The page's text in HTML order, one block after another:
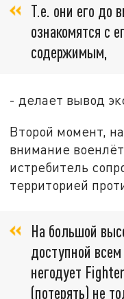
Т.е. они его до
ознакомятся с
содержимым,
- делает вывод
Второй момент,
внимание
истребитель
территорией
На большой
доступной
негодует
(потерять) не